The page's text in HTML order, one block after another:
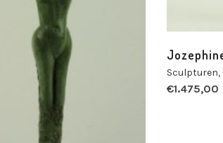
Sculpturen,
€1.475,00